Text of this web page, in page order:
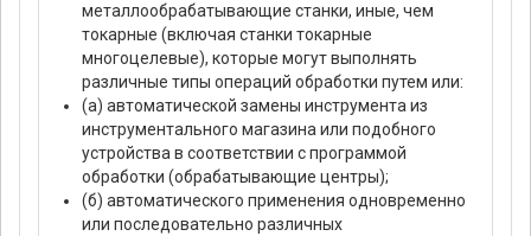
металлообрабатывающие станки, иные, чем
токарные (включая станки токарные
многоцелевые), которые могут выполнять
различные типы операций обработки путем или:
(а) автоматической замены инструмента из
инструментального магазина или подобного
устройства в соответствии с программой
обработки (обрабатывающие центры);
(б) автоматического применения одновременно
или последовательно различных